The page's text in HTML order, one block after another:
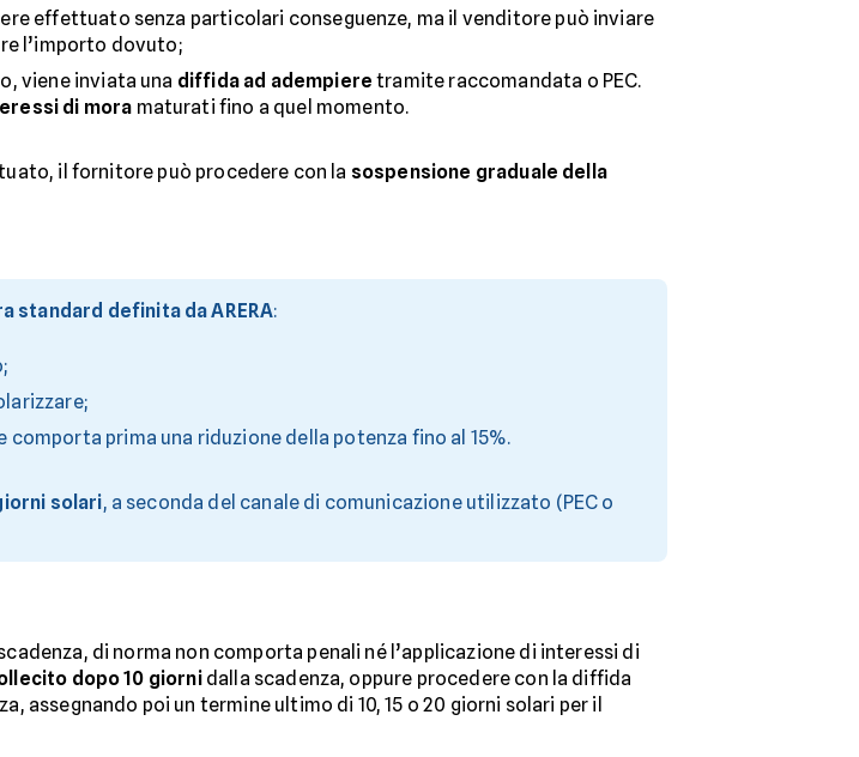
effettuato senza particolari conseguenze, ma il venditore può inviare
l’importo dovuto;
viene inviata una diffida ad adempiere tramite raccomandata o PEC.
di mora maturati fino a quel momento.
il fornitore può procedere con la sospensione graduale della
standard definita da ARERA:
comporta prima una riduzione della potenza fino al 15%.
solari, a seconda del canale di comunicazione utilizzato (PEC o
di norma non comporta penali né l’applicazione di interessi di
dopo 10 giornidalla scadenza, oppure procedere con la diffida
assegnando poi un termine ultimo di 10, 15 o 20 giorni solari per il